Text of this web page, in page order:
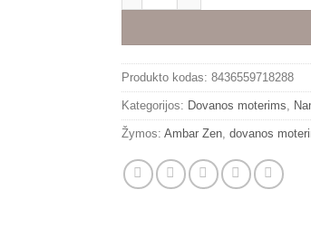
Produkto kodas: 8436559718288
Kategorijos: Dovanos moterims,
Žymos: Ambar Zen, dovanos